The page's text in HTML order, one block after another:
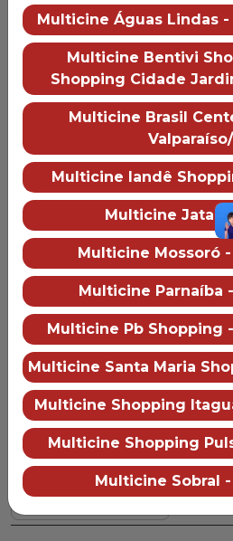
Mais informações
Multicine
Sobre o cinema
Preço dos
08
AGO
09
AGO
Sala 1Dublado2D
Multicine Águas Lindas -
Multicine Bentivi
Shopping Cidade
Multicine Brasil
Multicine Iandê
Multicine Jataí -
Multicine Mossoró -
Multicine Parnaíba
Multicine Pb Shopping
Multicine Santa Maria
Multicine Shopping
Multicine Shopping
Multicine Sobral -